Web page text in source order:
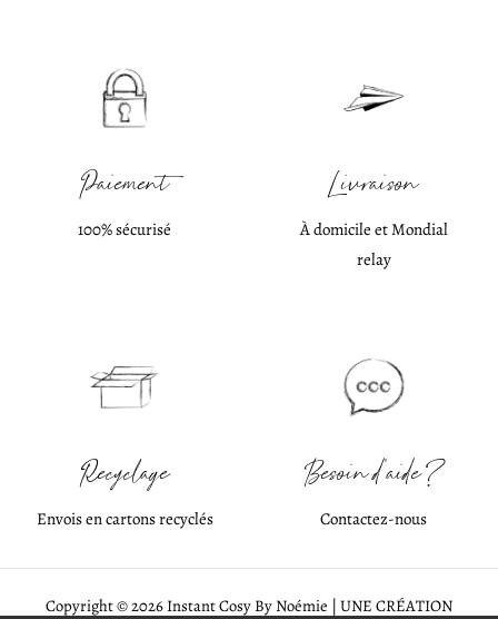
Paiement
100% sécurisé
Livraison
À domicile et Mondial
relay
Recyclage
Envois en cartons recyclés
Besoin d'aide ?
Contactez-nous
Copyright © 2026 Instant Cosy By Noémie | UNE CRÉATION